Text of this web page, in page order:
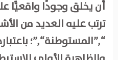
أن يخلق وجودًا واقعيًّا
ترتب عليه العديد من
“,”المستوطنة“,”؛